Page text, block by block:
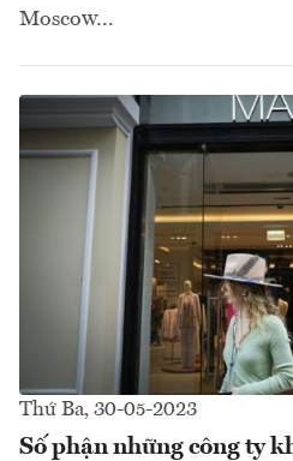
Moscow...
Thứ Ba, 30-05-2023
Số phận những công ty